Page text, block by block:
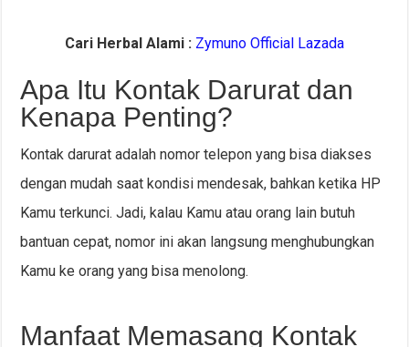
Cari Herbal Alami : Zymuno Official Lazada
Apa Itu Kontak Darurat dan
Kenapa Penting?
Kontak darurat adalah nomor telepon yang bisa diakses
dengan mudah saat kondisi mendesak, bahkan ketika HP
Kamu terkunci. Jadi, kalau Kamu atau orang lain butuh
bantuan cepat, nomor ini akan langsung menghubungkan
Kamu ke orang yang bisa menolong.
Manfaat Memasang Kontak